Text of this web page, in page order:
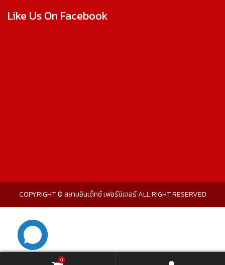
Like Us On Facebook
COPYRIGHT © สยามอินเด็กซ์ เฟอร์นิเจอร์ ALL RIGHT RESERVED
0